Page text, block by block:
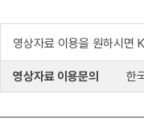
영상자료 이용을 원하시
영상자료 이용문의 한